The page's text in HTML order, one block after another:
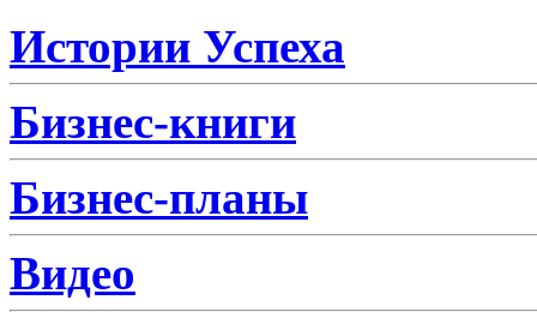
Истории Успеха
Бизнес-книги
Бизнес-планы
Видео